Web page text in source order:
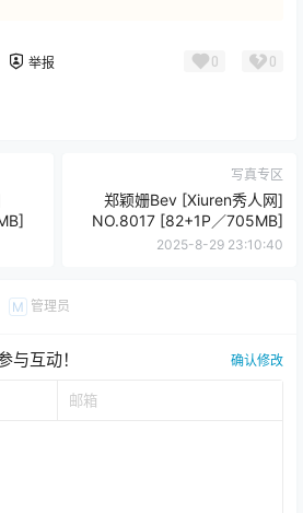
举报 0 0
写真专区
郑颖姗Bev [Xiuren秀人网]
NO.8017 [82+1P／705MB]
2025-8-29 23:10:40
M 管理员
与互动！ 确认修改